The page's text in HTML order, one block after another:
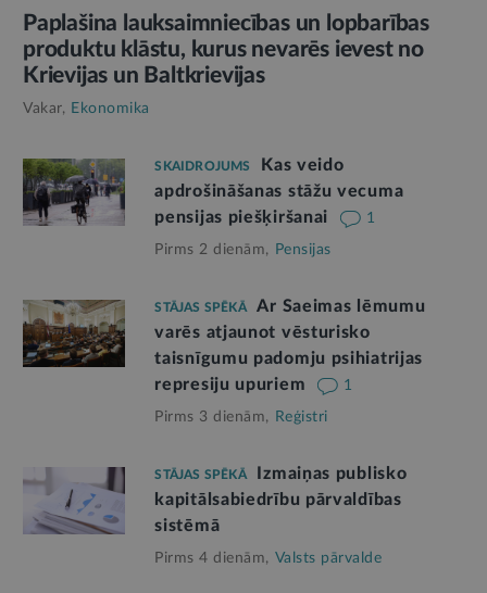
Paplašina lauksaimniecības un lopbarības
produktu klāstu, kurus nevarēs ievest no
Krievijas un Baltkrievijas
Vakar, Ekonomika
SKAIDROJUMS
Kas veido
apdrošināšanas stāžu vecuma
pensijas piešķiršanai
1
Pirms 2 dienām, Pensijas
STĀJAS SPĒKĀ
Ar Saeimas lēmumu
varēs atjaunot vēsturisko
taisnīgumu padomju psihiatrijas
represiju upuriem
1
Pirms 3 dienām, Reģistri
STĀJAS SPĒKĀ
Izmaiņas publisko
kapitālsabiedrību pārvaldības
sistēmā
Pirms 4 dienām, Valsts pārvalde